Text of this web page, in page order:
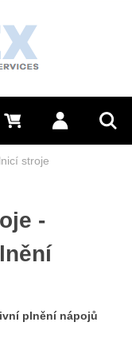
Přihlásit se
0 Kč
stroje
-
plnění nápojů